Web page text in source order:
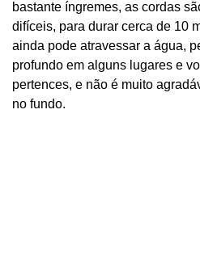
bastante íngremes, as cordas
difíceis, para durar cerca de 10
ainda pode atravessar a água,
profundo em alguns lugares e
pertences, e não é muito
no fundo.